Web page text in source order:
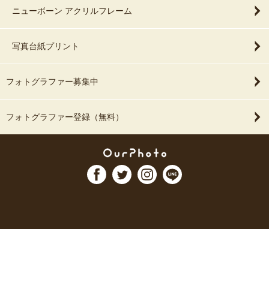
ニューボーン アクリルフレーム
写真台紙プリント
フォトグラファー募集中
フォトグラファー登録（無料）